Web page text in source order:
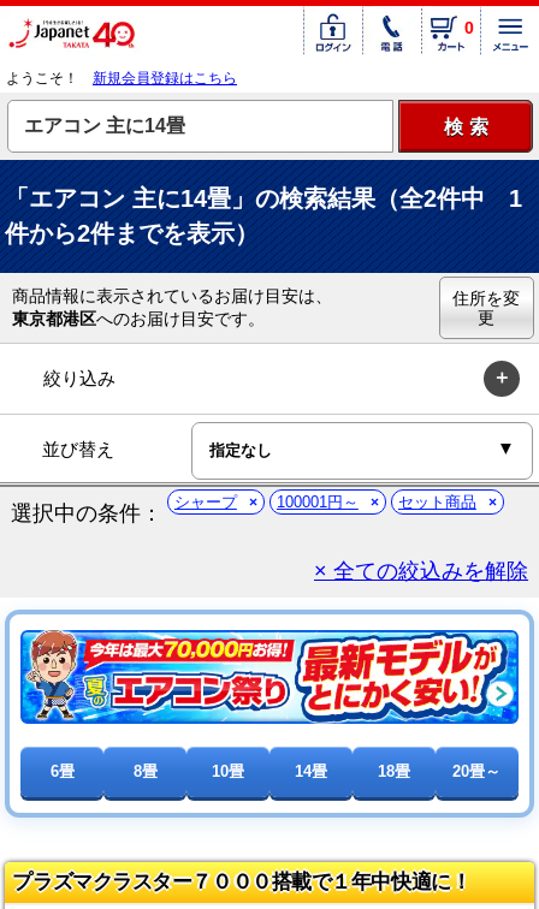
0
ようこそ！ 新規会員登録はこちら
「エアコン 主に14畳」の検索結果（全2件中 1
件から2件までを表示）
商品情報に表示されているお届け目安は、
東京都港区へのお届け目安です。
住所を変
更
絞り込み
並び替え
選択中の条件： シャープ 100001円～ セット商品
× 全ての絞込みを解除
6畳 8畳 10畳 14畳 18畳 20畳～
プラズマクラスター７０００搭載で１年中快適に！